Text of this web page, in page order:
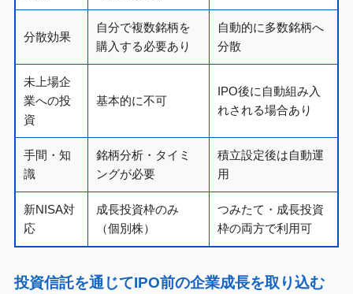
分散効果
自分で複数銘柄を
購入する必要あり
自動的に多数銘柄へ
分散
未上場企
業への投
資
基本的に不可
IPO後に自動組み入
れされる場合あり
手間・知
識
銘柄分析・タイミ
ングが必要
積立設定後は自動運
用
新NISA対
応
成長投資枠のみ
（個別株）
つみたて・成長投資
枠の両方で利用可
投資信託を通じてIPO前の企業成長を取り込む